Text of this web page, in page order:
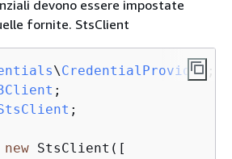
devono essere impostate
fornite. StsClient
\CredentialProvider
;
new StsClient([